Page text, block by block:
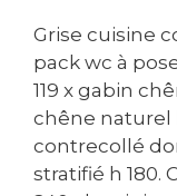
Grise cuisine
pack wc à
119 x gabin
chêne naturel
contrecollé
stratifié h 180.